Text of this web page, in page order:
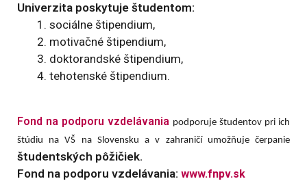
Univerzita poskytuje študentom:
sociálne štipendium,
motivačné štipendium,
doktorandské štipendium,
tehotenské štipendium.
Fond na podporu vzdelávania podporuje študentov pri ich
štúdiu na VŠ naSlovensku a v zahraničí umožňuje čerpanie
študentských pôžičiek.
Fond na podporu vzdelávania: www.fnpv.sk